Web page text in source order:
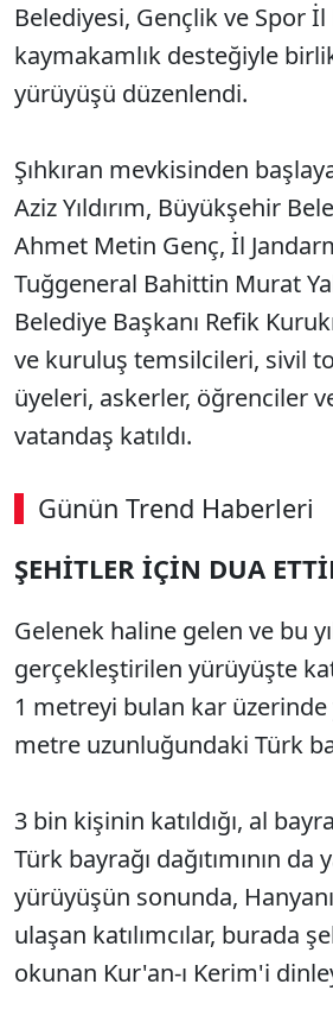
Belediyesi, Gençlik ve Spor
kaymakamlık desteğiyle
yürüyüşü düzenlendi.
Şıhkıran mevkisinden
Aziz Yıldırım, Büyükşehir
Ahmet Metin Genç, İl
Tuğgeneral Bahittin Murat
Belediye Başkanı Refik
ve kuruluş temsilcileri, sivil
üyeleri, askerler, öğrenciler
vatandaş katıldı.
Günün Trend Haberleri
ŞEHİTLER İÇİN DUA
Gelenek haline gelen ve bu
gerçekleştirilen yürüyüşte
1 metreyi bulan kar
metre uzunluğundaki Türk
3 bin kişinin katıldığı, al
Türk bayrağı dağıtımının da
yürüyüşün sonunda,
ulaşan katılımcılar, burada
okunan Kur'an-ı Kerim'i